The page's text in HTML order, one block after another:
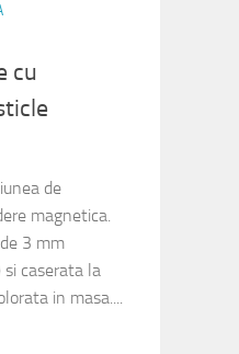
cu
de
magnetica.
3 mm
si caserata la
in masa....